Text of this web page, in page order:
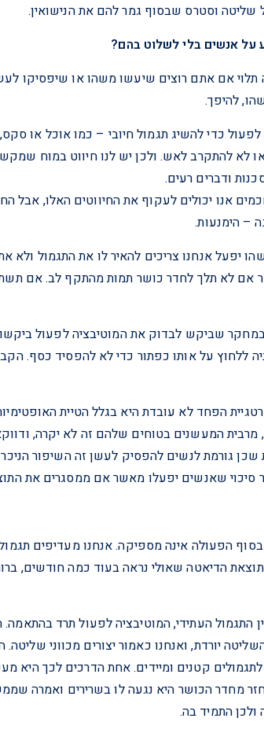
שליטה וסטרס שבסוף גמר להם את הנישואין.
תלוי אם אתם רוצים שיעשו משהו או שיפסיקו
להיפך.
לפעול כדי להשיג תגמול חיובי – כמו אוכל או
לא להתקרב לאש. ולכן יש לנו חיווט במוח שמקשר
ודברים רעים.
אנו יכולים לעקוף את החיווטים האלו, אבל
– הימנעות.
יפעל אנחנו צריכים להאיר לו את התגמול
אם לא תלך לחדר כושר תמות מהתקף לב. אם
שביקש לבדוק את המוטיבציה לפעול
ללחוץ על אותו כפתור כדי לא להפסיד כסף.
הפחד לא עובדת היא בגלל הטיית
מרבית המעשנים בטוחים שלהם זה לא יקרה,
גורמת לנשים להפסיק לעשן זה השיפור
סיכוי שאנשים יפעלו מאשר אם ממסגרים את
הפעולה אינה מספיקה. אנחנו מעדיפים תגמול
הדיאטה שאולי נראה בעוד כמה חודשים,
התגמול העתידי, המוטיבציה לפעול תרד בהתאמה.
יורדת, ואנחנו כאמור יצורים מכווני
קטנים ומיידים. אחת הדרכים לכך היא
הכושר היא נגעה לו בשרירים ואמרה
ולכן התמיד בה.